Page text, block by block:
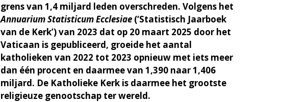
grens van 1,4 miljard leden overschreden. Volgens het
Annuarium Statisticum Ecclesiae (‘Statistisch Jaarboek
van de Kerk’) van 2023 dat op 20 maart 2025 door het
Vaticaan is gepubliceerd, groeide het aantal
katholieken van 2022 tot 2023 opnieuw met iets meer
dan één procent en daarmee van 1,390 naar 1,406
miljard. De Katholieke Kerk is daarmee het grootste
religieuze genootschap ter wereld.